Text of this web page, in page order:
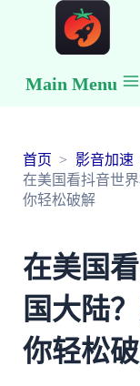
Main Menu
首页
影音加速
在美国看抖音世
你轻松破解
在美国
国大陆
你轻松